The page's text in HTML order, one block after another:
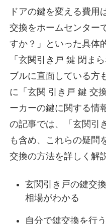
ドアの鍵を変える費用
交換をホームセンター
すか？」といった具体
「玄関引き戸 鍵 閉ま
ブルに直面している方
に「玄関 引き戸 鍵 交
ーカーの鍵に関する情
の記事では、「玄関引
も含め、これらの疑問
交換の方法を詳しく解
玄関引き戸の鍵交
相場がわかる
自分で鍵交換を行